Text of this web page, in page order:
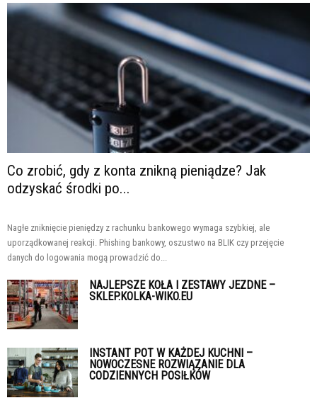
Co zrobić, gdy z konta znikną pieniądze? Jak
odzyskać środki po...
Nagłe zniknięcie pieniędzy z rachunku bankowego wymaga szybkiej, ale
uporządkowanej reakcji. Phishing bankowy, oszustwo na BLIK czy przejęcie
danych do logowania mogą prowadzić do...
NAJLEPSZE KOŁA I ZESTAWY JEZDNE –
SKLEP.KOLKA-WIKO.EU
INSTANT POT W KAŻDEJ KUCHNI –
NOWOCZESNE ROZWIĄZANIE DLA
CODZIENNYCH POSIŁKÓW